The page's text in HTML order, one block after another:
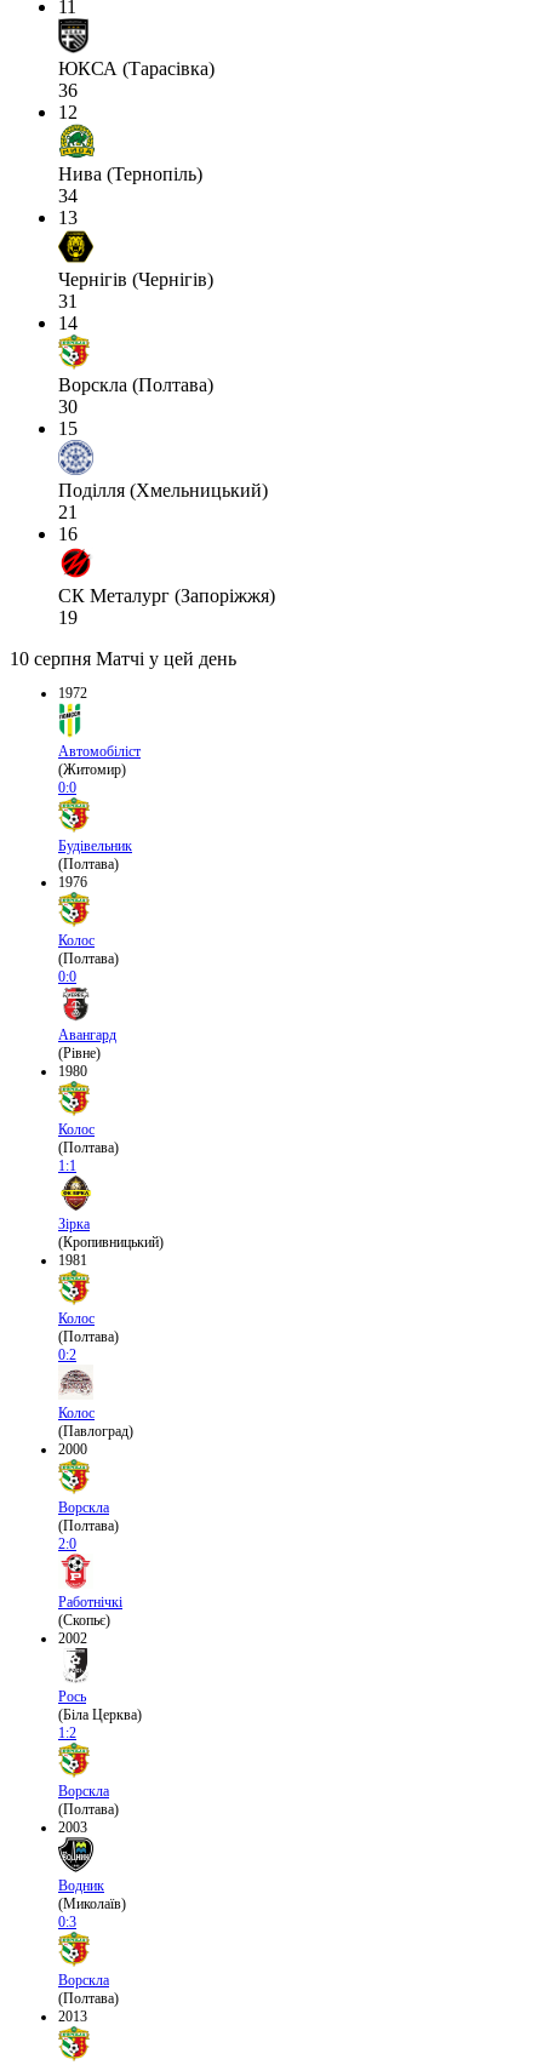
11
ЮКСА (Тарасівка)
36
12
Нива (Тернопіль)
34
13
Чернігів (Чернігів)
31
14
Ворскла (Полтава)
30
15
Поділля (Хмельницький)
21
16
СК Металург (Запоріжжя)
19
10 серпня Матчі у цей день
1972
Автомобіліст
(Житомир)
0:0
Будівельник
(Полтава)
1976
Колос
(Полтава)
0:0
Авангард
(Рівне)
1980
Колос
(Полтава)
1:1
Зірка
(Кропивницький)
1981
Колос
(Полтава)
0:2
Колос
(Павлоград)
2000
Ворскла
(Полтава)
2:0
Работнічкі
(Скопьє)
2002
Рось
(Біла Церква)
1:2
Ворскла
(Полтава)
2003
Водник
(Миколаїв)
0:3
Ворскла
(Полтава)
2013